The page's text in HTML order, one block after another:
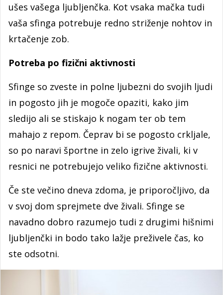
ušes vašega ljubljenčka. Kot vsaka mačka tudi
vaša sfinga potrebuje redno striženje nohtov in
krtačenje zob.
Potreba po fizični aktivnosti
Sfinge so zveste in polne ljubezni do svojih ljudi
in pogosto jih je mogoče opaziti, kako jim
sledijo ali se stiskajo k nogam ter ob tem
mahajo z repom. Čeprav bi se pogosto crkljale,
so po naravi športne in zelo igrive živali, ki v
resnici ne potrebujejo veliko fizične aktivnosti.
Če ste večino dneva zdoma, je priporočljivo, da
v svoj dom sprejmete dve živali. Sfinge se
navadno dobro razumejo tudi z drugimi hišnimi
ljubljenčki in bodo tako lažje preživele čas, ko
ste odsotni.